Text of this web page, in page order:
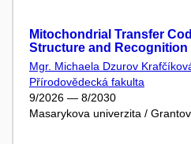
Mitochondrial Transfer
Structure and Recognition
Mgr. Michaela Dzurov
Přírodovědecká fakulta
9/2026 — 8/2030
Masarykova univerzita /